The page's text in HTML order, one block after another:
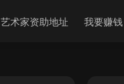
艺术家资助地址 我要赚钱